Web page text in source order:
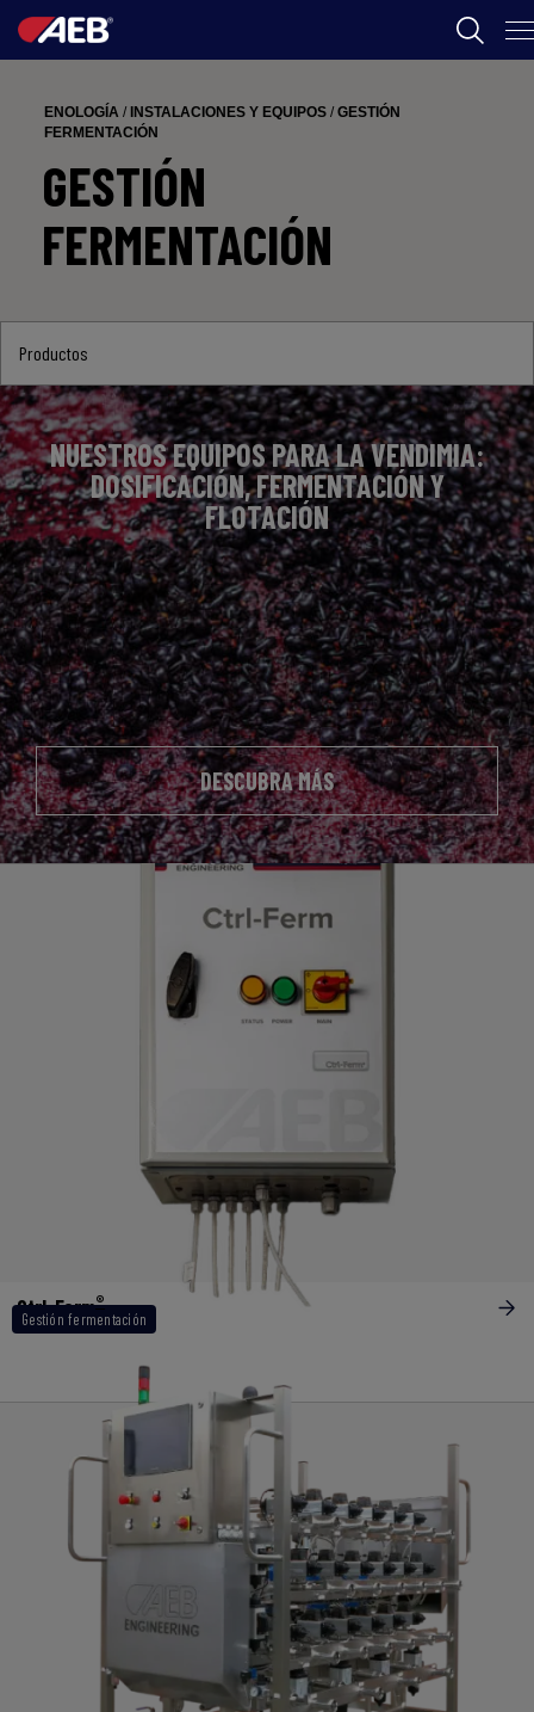
ENOLOGÍA
CERVEZA
FOOD
AR
ENOLOGÍA / INSTALACIONES Y EQUIPOS / GESTIÓN
FERMENTACIÓN
GESTIÓN
FERMENTACIÓN
Productos
NUESTROS EQUIPOS PARA LA VENDIMIA:
DOSIFICACIÓN, FERMENTACIÓN Y
FLOTACIÓN
DESCUBRA MÁS
Gestión fermentación
Ctrl-Ferm®